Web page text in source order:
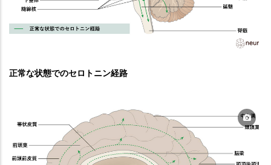
正常な状態でのセロトニン経路